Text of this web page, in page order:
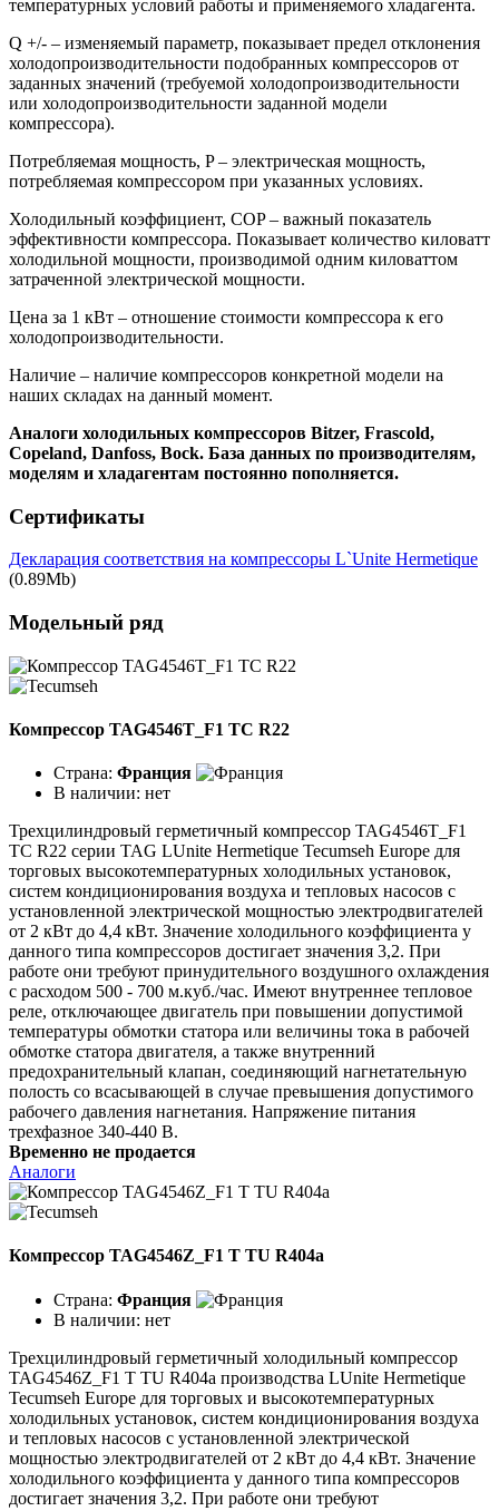
температурных условий работы и применяемого хладагента.
Q +/- – изменяемый параметр, показывает предел отклонения
холодопроизводительности подобранных компрессоров от
заданных значений (требуемой холодопроизводительности
или холодопроизводительности заданной модели
компрессора).
Потребляемая мощность, P – электрическая мощность,
потребляемая компрессором при указанных условиях.
Холодильный коэффициент, COP – важный показатель
эффективности компрессора. Показывает количество киловатт
холодильной мощности, производимой одним киловаттом
затраченной электрической мощности.
Цена за 1 кВт – отношение стоимости компрессора к его
холодопроизводительности.
Наличие – наличие компрессоров конкретной модели на
наших складах на данный момент.
Аналоги холодильных компрессоров Bitzer, Frascold,
Copeland, Danfoss, Bock. База данных по производителям,
моделям и хладагентам постоянно пополняется.
Сертификаты
Декларация соответствия на компрессоры L`Unite Hermetique
(0.89Mb)
Модельный ряд
Компрессор TAG4546T_F1 TC R22
Страна: Франция
В наличии: нет
Трехцилиндровый герметичный компрессор TAG4546T_F1
TC R22 серии TAG LUnite Hermetique Tecumseh Europe для
торговых высокотемпературных холодильных установок,
систем кондиционирования воздуха и тепловых насосов с
установленной электрической мощностью электродвигателей
от 2 кВт до 4,4 кВт. Значение холодильного коэффициента у
данного типа компрессоров достигает значения 3,2. При
работе они требуют принудительного воздушного охлаждения
с расходом 500 - 700 м.куб./час. Имеют внутреннее тепловое
реле, отключающее двигатель при повышении допустимой
температуры обмотки статора или величины тока в рабочей
обмотке статора двигателя, а также внутренний
предохранительный клапан, соединяющий нагнетательную
полость со всасывающей в случае превышения допустимого
рабочего давления нагнетания. Напряжение питания
трехфазное 340-440 В.
Временно не продается
Аналоги
Компрессор TAG4546Z_F1 T TU R404a
Страна: Франция
В наличии: нет
Трехцилиндровый герметичный холодильный компрессор
TAG4546Z_F1 T TU R404a производства LUnite Hermetique
Tecumseh Europe для торговых и высокотемпературных
холодильных установок, систем кондиционирования воздуха
и тепловых насосов с установленной электрической
мощностью электродвигателей от 2 кВт до 4,4 кВт. Значение
холодильного коэффициента у данного типа компрессоров
достигает значения 3,2. При работе они требуют